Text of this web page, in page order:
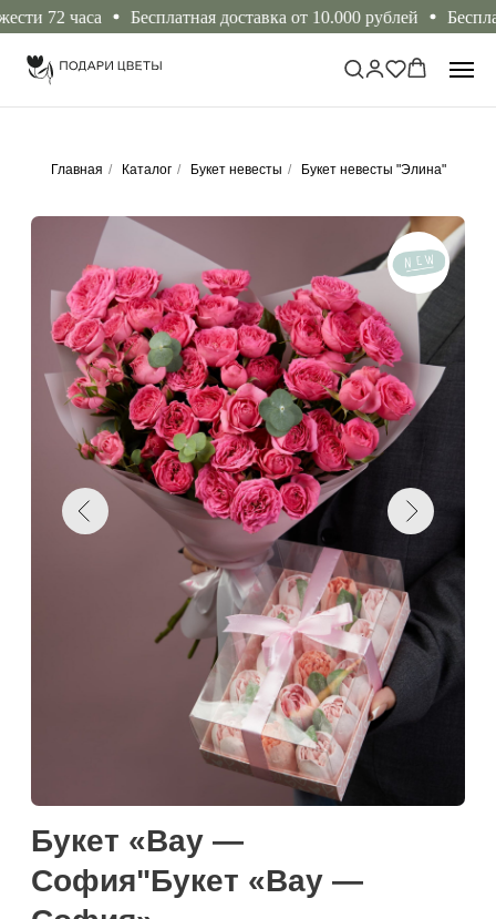
72 часа Бесплатная доставка от 10.000 рублей
Главная / Каталог / Букет невесты / Букет невесты "Элина"
София"Букет «Вау —
Намекнуть о подарке
Добавить к корзину
Загружаем текст